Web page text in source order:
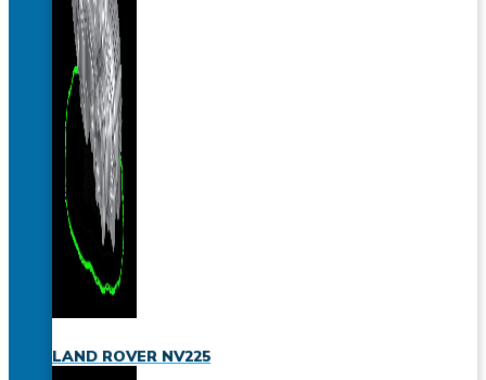
LAND ROVER NV225